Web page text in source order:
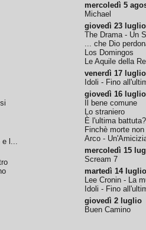
e l...
mercoledì 5
Michael
giovedì 23 luglio
The Drama - Un
... che Dio
Los Domingos
Le Aquile della
venerdì 17 luglio
Idoli - Fino
giovedì 16 luglio
Il bene comune
Lo straniero
È l'ultima battuta?
Finchè morte
Arco -
mercoledì 15
Scream 7
martedì 14 luglio
Lee Cronin - La
Idoli - Fino
giovedì 2 luglio
Buen Camino